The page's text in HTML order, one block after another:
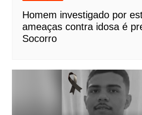
Homem investigado por
ameaças contra idosa é
Socorro